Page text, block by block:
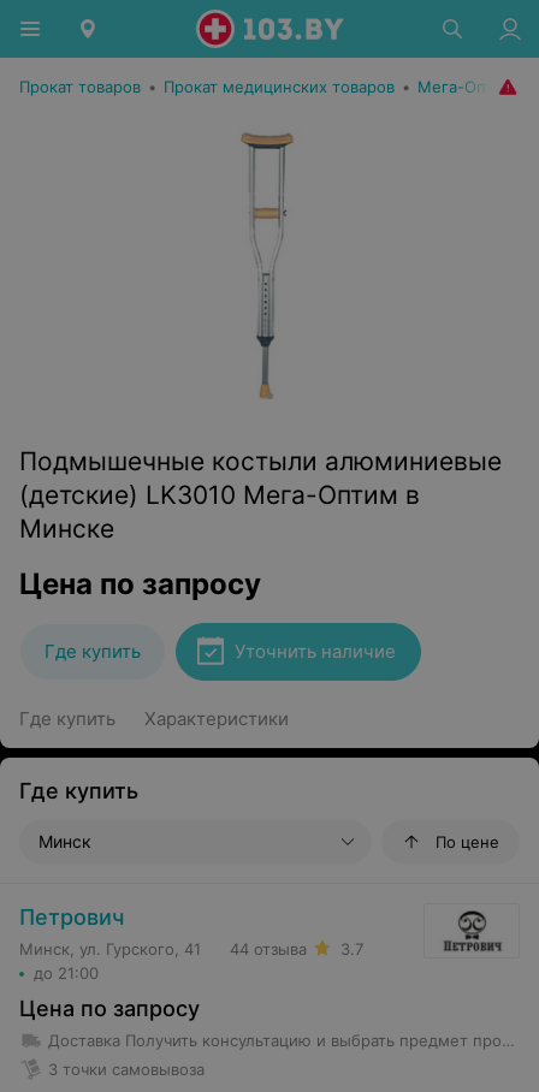
Прокат товаров • Прокат медицинских товаров • Мега-Оптим
Подмышечные костыли алюминиевые
(детские) LK3010 Мега-Оптим в
Минске
Цена по запросу
Где купить Уточнить наличие
Где купить Характеристики
Где купить
Минск По цене
Петрович
Минск, ул. Гурского, 41
до 21:00
44 отзыва 3.7
Цена по запросу
Доставка Получить консультацию и выбрать предмет проката возможно в магазине проката по адресу Гурского 37 -5Н с 8-00 до 22-00 без выходных Предметы проката весом менее 35 кг доставляются в первое помещение квартиры (частного дома). Курьеры не осуществляют уборку территории от препятствующих предметов и не передвигают объекты в квартире. Доставка предмета проката весом более 35 кг производится до подъезда.
3 точки самовывоза